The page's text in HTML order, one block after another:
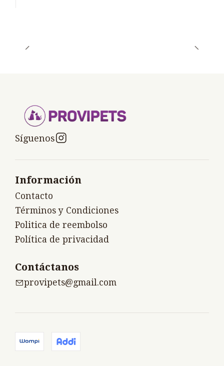
Síguenos
Información
Contacto
Términos y Condiciones
Politica de reembolso
Política de privacidad
Contáctanos
provipets@gmail.com